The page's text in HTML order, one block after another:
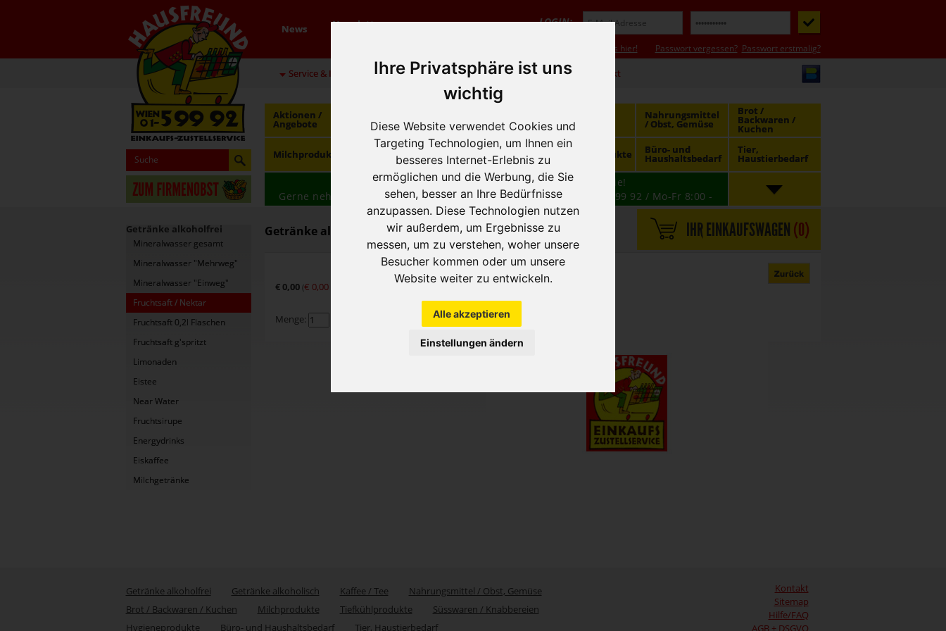
Ihre Privatsphäre ist uns
wichtig
Diese Website verwendet Cookies und
Targeting Technologien, um Ihnen ein
besseres Internet-Erlebnis zu
ermöglichen und die Werbung, die Sie
sehen, besser an Ihre Bedürfnisse
anzupassen. Diese Technologien nutzen
wir außerdem, um Ergebnisse zu
messen, um zu verstehen, woher unsere
Besucher kommen oder um unsere
Website weiter zu entwickeln.
Alle akzeptieren
Einstellungen ändern
News Newsletter LOGIN:
Neukunde? Infos hier! Passwort vergessen? Passwort erstmalig?
Service & Infos 01 / 599 92 office@hausfreund.at Kontakt
Aktionen /
Angebote alkoholfrei alkoholisch Kaffee / Tee Nahrungsmittel
/ Obst, Gemüse
Brot /
Backwaren /
Kuchen
Milchprodukte
Tiefkühlprodukte Süsswaren /
Knabbereien Hygieneprodukte Büro- und
Haushaltsbedarf
Tier,
Haustierbedarf
Wir haben freie und zeitnahe Liefertermine für Sie!
Gerne nehmen wir IhreBESTELLUNGauch TELEFONISCH
auf: 01 599 92 / Mo-Fr 8:00 -
16:30
Getränke alkoholfrei
Mineralwasser gesamt
Mineralwasser "Mehrweg"
Mineralwasser "Einweg"
Fruchtsaft / Nektar
Fruchtsaft 0,2l Flaschen
Fruchtsaft g'spritzt
Limonaden
Eistee
Near Water
Fruchtsirupe
Energydrinks
Eiskaffee
Milchgetränke
Getränke alkoholfrei - Fruchtsaft / Nektar IHR EINKAUFSWAGEN(0)
€ 0,00 (€ 0,00
Menge:
Getränke alkoholfrei Getränke alkoholisch Kaffee / Tee
Nahrungsmittel / Obst, Gemüse
Brot / Backwaren / Kuchen
Milchprodukte Tiefkühlprodukte
Süsswaren / Knabbereien
Hygieneprodukte
Büro- und Haushaltsbedarf Tier, Haustierbedarf
Kontakt
Sitemap
Hilfe/FAQ
AGB + DSGVO